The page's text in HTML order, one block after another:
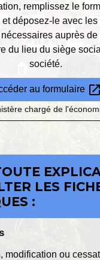
remplissez le
déposez-le avec les
auprès de
du lieu du siège
société.
au formulaire open_in_new
chargé de
LES
:
modification ou